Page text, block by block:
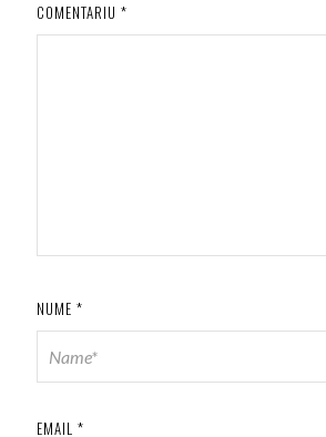
COMENTARIU *
NUME *
EMAIL *